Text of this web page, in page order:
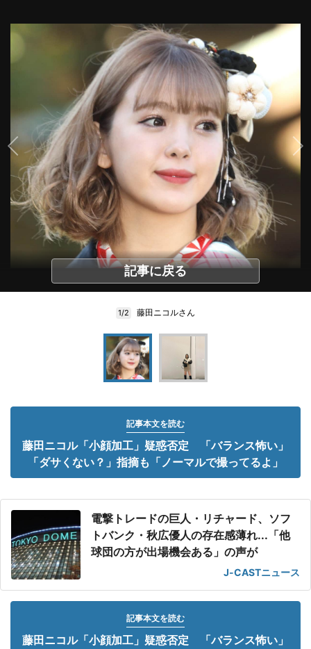
記事に戻る
1/2 藤田ニコルさん
記事本文を読む
藤田ニコル「小顔加工」疑惑否定 「バランス怖い」
「ダサくない？」指摘も「ノーマルで撮ってるよ」
電撃トレードの巨人・リチャード、ソフ
トバンク・秋広優人の存在感薄れ...「他
球団の方が出場機会ある」の声が
J-CASTニュース
記事本文を読む
藤田ニコル「小顔加工」疑惑否定 「バランス怖い」